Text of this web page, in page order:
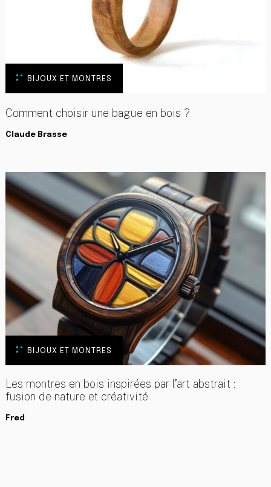
BIJOUX ET MONTRES
Comment choisir une bague en bois ?
Claude Brasse
BIJOUX ET MONTRES
Les montres en bois inspirées par l’art abstrait :
fusion de nature et créativité
Fred